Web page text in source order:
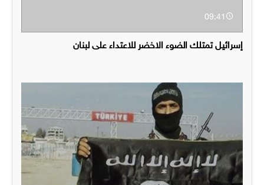
09:41
إسرائيل تمتلك الضوء الاخضر للاعتداء على لبنان